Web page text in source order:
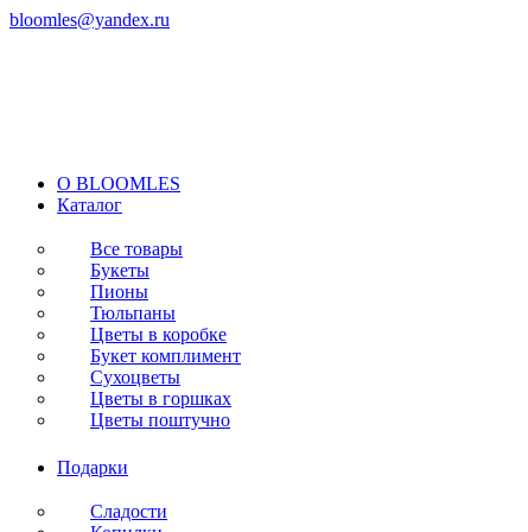
bloomles@yandex.ru
O BLOOMLES
Каталог
Все товары
Букеты
Пионы
Тюльпаны
Цветы в коробке
Букет комплимент
Сухоцветы
Цветы в горшках
Цветы поштучно
Подарки
Сладости